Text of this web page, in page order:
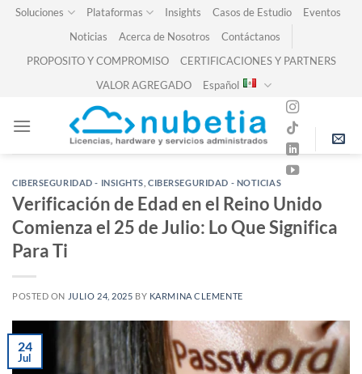
SkipSoluciones Plataformas Insights Casos de Estudio
Eventos
Noticias
Acerca de Nosotros
Contáctanos
PROPOSITO Y COMPROMISO
CERTIFICACIONES Y PARTNERS
VALOR AGREGADO
Español
CIBERSEGURIDAD - INSIGHTS ,CIBERSEGURIDAD - NOTICIAS
Verificación de Edad en el Reino Unido
Comienza el 25 de Julio: Lo Que Significa
Para Ti
POSTED ON JULIO 24, 2025 BY KARMINA CLEMENTE
24
Jul